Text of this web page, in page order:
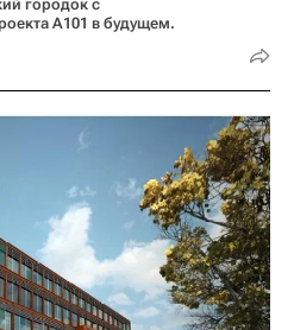
городок с
А101 в будущем.